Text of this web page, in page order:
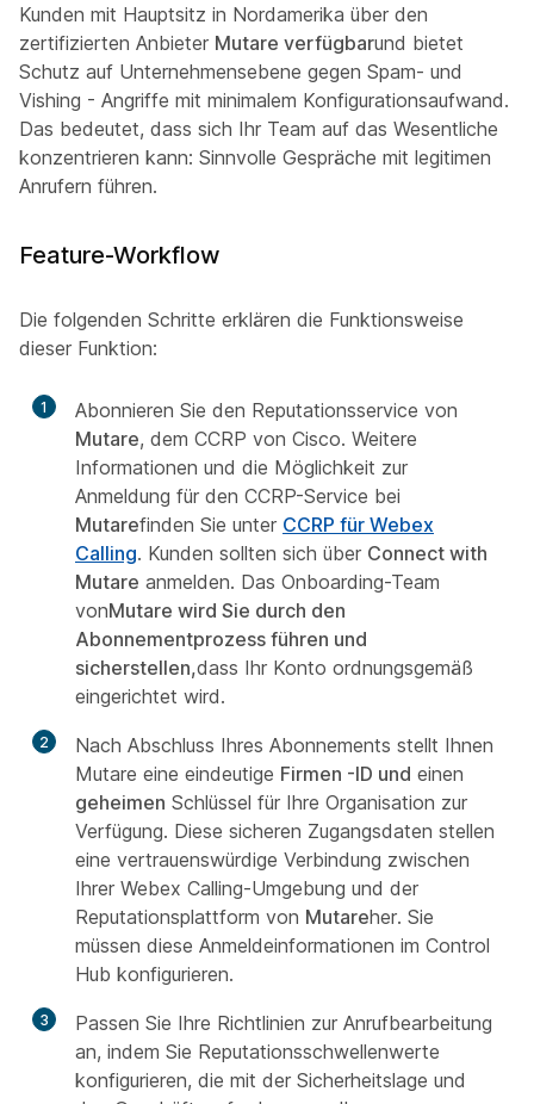
Kunden mit Hauptsitz in Nordamerika über den
zertifizierten Anbieter Mutare verfügbarund bietet
Schutz auf Unternehmensebene gegen Spam- und
Vishing - Angriffe mit minimalem Konfigurationsaufwand.
Das bedeutet, dass sich Ihr Team auf das Wesentliche
konzentrieren kann: Sinnvolle Gespräche mit legitimen
Anrufern führen.
Feature-Workflow
Die folgenden Schritte erklären die Funktionsweise
dieser Funktion:
1
Abonnieren Sie den Reputationsservice von
Mutare, dem CCRP von Cisco. Weitere
Informationen und die Möglichkeit zur
Anmeldung für den CCRP-Service bei
Mutarefinden Sie unter CCRP für Webex
Calling. Kunden sollten sich über Connect with
Mutare anmelden. Das Onboarding-Team
vonMutare wird Sie durch den
Abonnementprozess führen und
sicherstellen,dass Ihr Konto ordnungsgemäß
eingerichtet wird.
2
Nach Abschluss Ihres Abonnements stellt Ihnen
Mutare eine eindeutige Firmen -ID und einen
geheimen Schlüssel für Ihre Organisation zur
Verfügung. Diese sicheren Zugangsdaten stellen
eine vertrauenswürdige Verbindung zwischen
Ihrer Webex Calling-Umgebung und der
Reputationsplattform von Mutareher. Sie
müssen diese Anmeldeinformationen im Control
Hub konfigurieren.
3
Passen Sie Ihre Richtlinien zur Anrufbearbeitung
an, indem Sie Reputationsschwellenwerte
konfigurieren, die mit der Sicherheitslage und